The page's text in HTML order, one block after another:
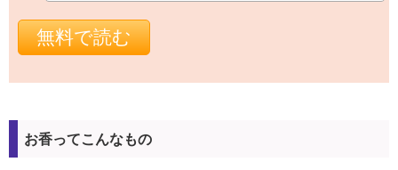
お香ってこんなもの